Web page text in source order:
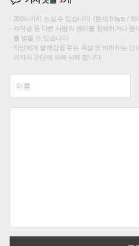
200자까지 쓰실 수 있습니다. (현재 0 byte / 최
저작권 등 다른 사람의 권리를 침해하거나 명
를 받을 수 있습니다.
타인에게 불쾌감을 주는 욕설 등 비하하는
리자의 판단에 의해 삭제 합니다.